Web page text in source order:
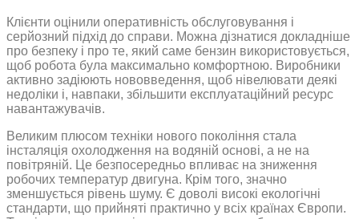
Клієнти оцінили оперативність обслуговування і
серйозний підхід до справи. Можна дізнатися докладніше
про безпеку і про те, який саме бензин використовується,
щоб робота була максимально комфортною. Виробники
активно задіюють нововведення, щоб нівелювати деякі
недоліки і, навпаки, збільшити експлуатаційний ресурс
навантажувачів.
Великим плюсом техніки нового покоління стала
інсталяція охолодження на водяній основі, а не на
повітряній. Це безпосередньо впливає на зниження
робочих температур двигуна. Крім того, значно
зменшується рівень шуму. Є доволі високі екологічні
стандарти, що прийняті практично у всіх країнах Європи.